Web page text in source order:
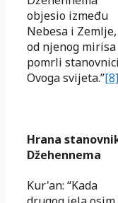
objesio između
Nebesa i Zemlje,
od njenog
pomrli stanovnici
Ovoga svijeta.”[8]
Hrana
Džehennema
Kur'an: “Kada